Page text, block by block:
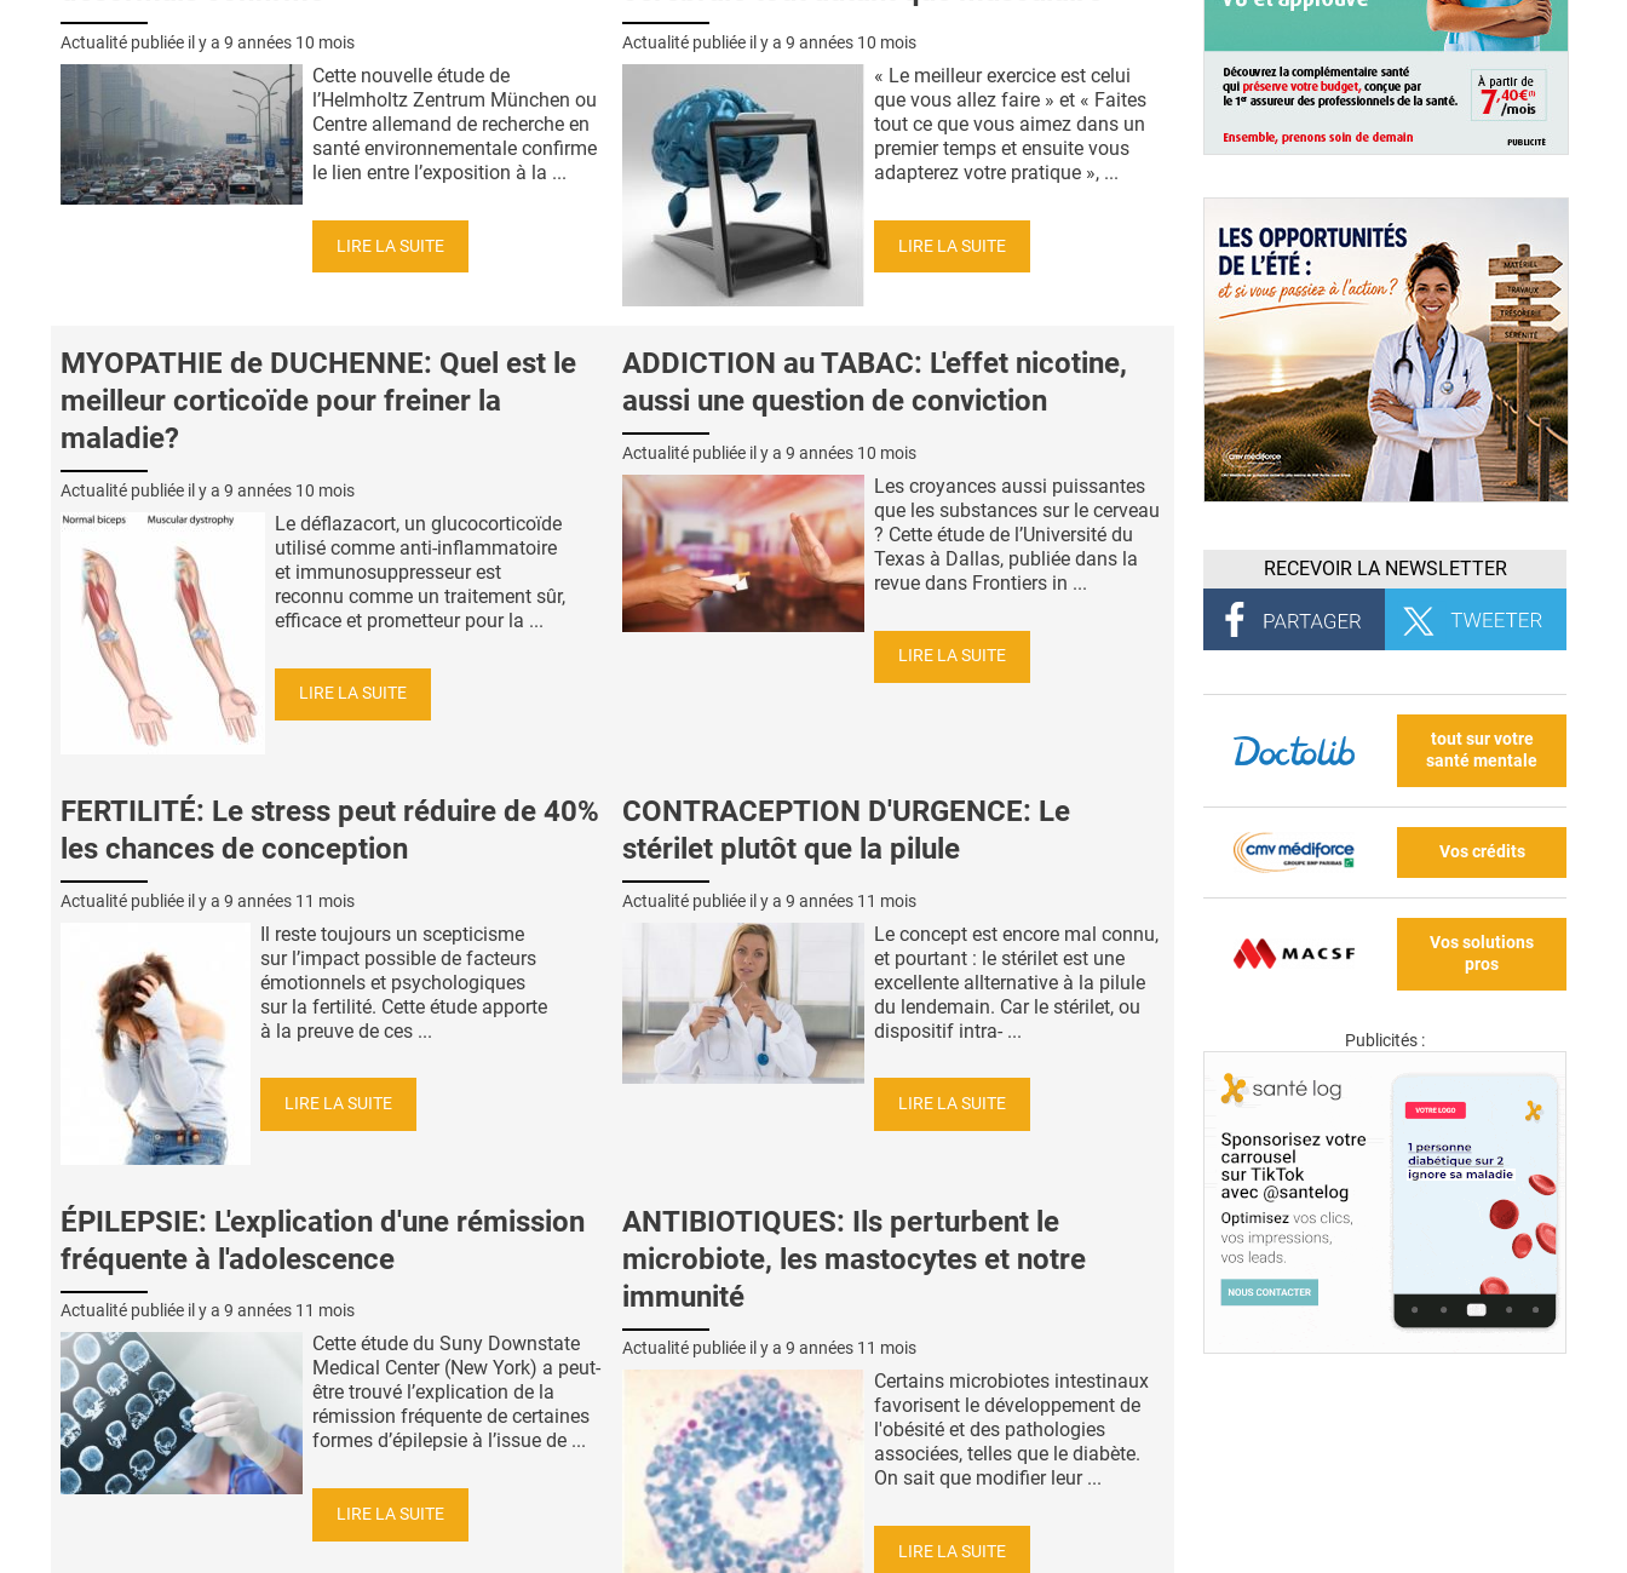
Actualité publiée il y a 9 années 10 mois
Cette nouvelle étude de
l’Helmholtz Zentrum München ou
Centre allemand de recherche en
santé environnementale confirme
le lien entre l’exposition à la ...
LIRE LA SUITE
Actualité publiée il y a 9 années 10 mois
« Le meilleur exercice est celui
que vous allez faire » et « Faites
tout ce que vous aimez dans un
premier temps et ensuite vous
adapterez votre pratique », ...
LIRE LA SUITE
MYOPATHIE de DUCHENNE: Quel est le
meilleur corticoïde pour freiner la
maladie?
Actualité publiée il y a 9 années 10 mois
Le déflazacort, un glucocorticoïde
utilisé comme anti-inflammatoire
et immunosuppresseur est
reconnu comme un traitement sûr,
efficace et prometteur pour la ...
LIRE LA SUITE
ADDICTION au TABAC: L'effet nicotine,
aussi une question de conviction
Actualité publiée il y a 9 années 10 mois
Les croyances aussi puissantes
que les substances sur le cerveau
? Cette étude de l’Université du
Texas à Dallas, publiée dans la
revue dans Frontiers in ...
LIRE LA SUITE
FERTILITÉ: Le stress peut réduire de 40%
les chances de conception
Actualité publiée il y a 9 années 11 mois
Il reste toujours un scepticisme
sur l’impact possible de facteurs
émotionnels et psychologiques
sur la fertilité. Cette étude apporte
à la preuve de ces ...
LIRE LA SUITE
CONTRACEPTION D'URGENCE: Le
stérilet plutôt que la pilule
Actualité publiée il y a 9 années 11 mois
Le concept est encore mal connu,
et pourtant : le stérilet est une
excellente allternative à la pilule
du lendemain. Car le stérilet, ou
dispositif intra- ...
LIRE LA SUITE
ÉPILEPSIE: L'explication d'une rémission
fréquente à l'adolescence
Actualité publiée il y a 9 années 11 mois
Cette étude du Suny Downstate
Medical Center (New York) a peut-
être trouvé l’explication de la
rémission fréquente de certaines
formes d’épilepsie à l’issue de ...
LIRE LA SUITE
ANTIBIOTIQUES: Ils perturbent le
microbiote, les mastocytes et notre
immunité
Actualité publiée il y a 9 années 11 mois
Certains microbiotes intestinaux
favorisent le développement de
l'obésité et des pathologies
associées, telles que le diabète.
On sait que modifier leur ...
LIRE LA SUITE
RECEVOIR LA NEWSLETTER
tout sur votre
santé mentale
Vos crédits
Vos solutions
pros
Publicités :